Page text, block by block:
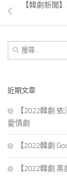
【韓劇新聞
搜
尋
字:
近期文章
【2022韓劇
愛情劇
【2022韓劇
【2022韓劇